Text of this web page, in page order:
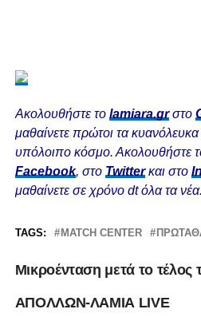
Ακολουθήστε το lamiara.grστο
μαθαίνετε πρώτοι τα
υπόλοιπο κόσμο. Ακολουθήστε
Facebook, στο Twitterκαι στο
μαθαίνετε σε χρόνο dt όλα τα νέα.
TAGS: MATCH CENTER
Μικροένταση μετά το
ΑΠΟΛΛΩΝ-ΛΑΜΙΑ LIVE